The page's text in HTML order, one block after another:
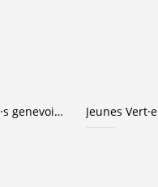
genevois·es Jeunes